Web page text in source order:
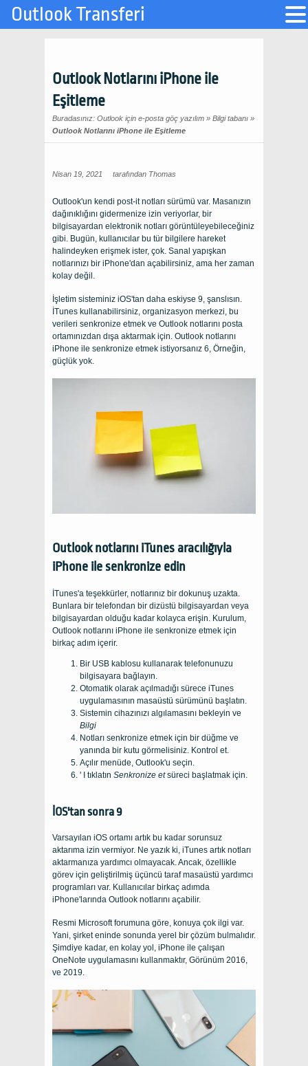
Outlook Notlarını iPhone ile
Eşitleme
Buradasınız: Outlook için e-posta göç yazılım » Bilgi tabanı »
Outlook Notlarını iPhone ile Eşitleme
Nisan 19, 2021 tarafından Thomas
Outlook'un kendi post-it notları sürümü var. Masanızın
dağınıklığını gidermenize izin veriyorlar, bir
bilgisayardan elektronik notları görüntüleyebileceğiniz
gibi. Bugün, kullanıcılar bu tür bilgilere hareket
halindeyken erişmek ister, çok. Sanal yapışkan
notlarınızı bir iPhone'dan açabilirsiniz, ama her zaman
kolay değil.
İşletim sisteminiz iOS'tan daha eskiyse 9, şanslısın.
İTunes kullanabilirsiniz, organizasyon merkezi, bu
verileri senkronize etmek ve Outlook notlarını posta
ortamınızdan dışa aktarmak için. Outlook notlarını
iPhone ile senkronize etmek istiyorsanız 6, Örneğin,
güçlük yok.
Outlook notlarını iTunes aracılığıyla
iPhone ile senkronize edin
İTunes'a teşekkürler, notlarınız bir dokunuş uzakta.
Bunlara bir telefondan bir dizüstü bilgisayardan veya
bilgisayardan olduğu kadar kolayca erişin. Kurulum,
Outlook notlarını iPhone ile senkronize etmek için
birkaç adım içerir.
Bir USB kablosu kullanarak telefonunuzu
bilgisayara bağlayın.
Otomatik olarak açılmadığı sürece iTunes
uygulamasının masaüstü sürümünü başlatın.
Sistemin cihazınızı algılamasını bekleyin ve
Bilgi
Notları senkronize etmek için bir düğme ve
yanında bir kutu görmelisiniz. Kontrol et.
Açılır menüde, Outlook'u seçin.
' I tıklatın Senkronize etsüreci başlatmak için.
İOS'tan sonra 9
Varsayılan iOS ortamı artık bu kadar sorunsuz
aktarıma izin vermiyor. Ne yazık ki, iTunes artık notları
aktarmanıza yardımcı olmayacak. Ancak, özellikle
görev için geliştirilmiş üçüncü taraf masaüstü yardımcı
programları var. Kullanıcılar birkaç adımda
iPhone'larında Outlook notlarını açabilir.
Resmi Microsoft forumuna göre, konuya çok ilgi var.
Yani, şirket eninde sonunda yerel bir çözüm bulmalıdır.
Şimdiye kadar, en kolay yol, iPhone ile çalışan
OneNote uygulamasını kullanmaktır, Görünüm 2016,
ve 2019.
Outlook Transferi